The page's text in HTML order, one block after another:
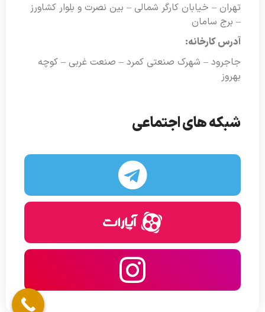
شبکه های اجتماعی
تهران – خیابان کارگر شمالی – بین نصرت و بلوار کشاورز
– برج سامان
آدرس کارخانه:
جاجرود – شهرک صنعتی کمرد – صنعت غربی – کوچه
بهروز